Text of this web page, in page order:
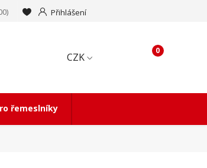
CZK
Přihlášení
0
řemeslníky